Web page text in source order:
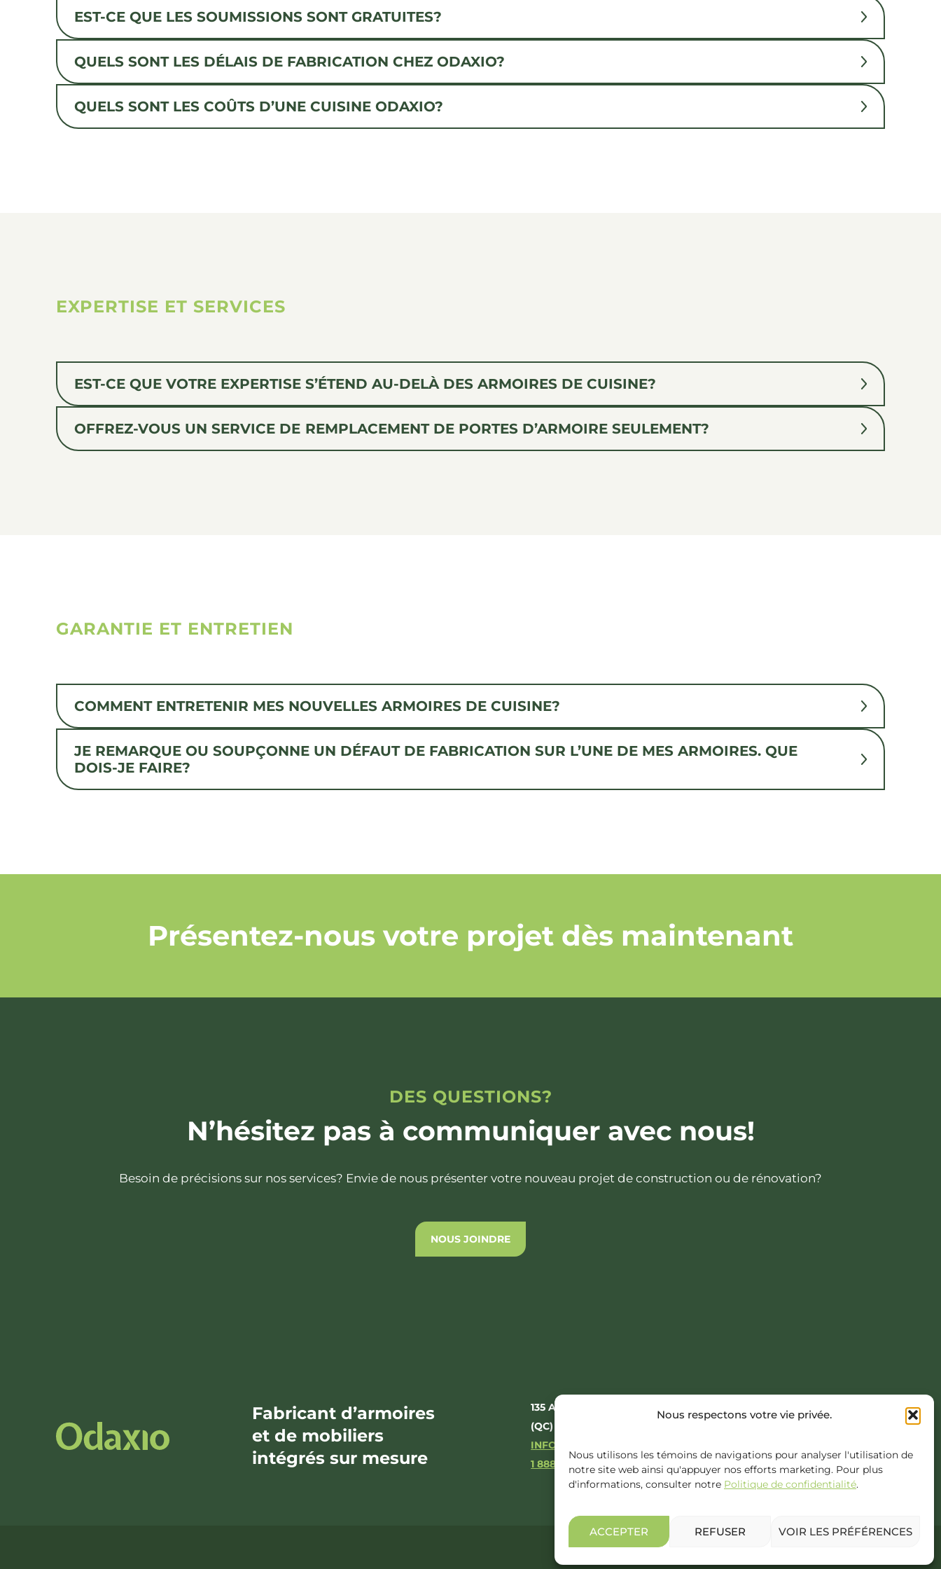
Nous respectons votre vie privée.
Nous utilisons les témoins de navigations pour analyser l'utilisation de
notre site web ainsi qu'appuyer nos efforts marketing. Pour plus
d'informations, consulter notre Politique de confidentialité.
ACCEPTER REFUSER VOIR LES PRÉFÉRENCES
EST-CE QUE LES SOUMISSIONS SONT GRATUITES?
QUELS SONT LES DÉLAIS DE FABRICATION CHEZ ODAXIO?
QUELS SONT LES COÛTS D’UNE CUISINE ODAXIO?
EXPERTISE ET SERVICES
EST-CE QUE VOTRE EXPERTISE S’ÉTEND AU-DELÀ DES ARMOIRES DE CUISINE?
OFFREZ-VOUS UN SERVICE DE REMPLACEMENTDE PORTES D’ARMOIRE SEULEMENT?
GARANTIE ET ENTRETIEN
COMMENT ENTRETENIR MES NOUVELLES ARMOIRES DE CUISINE?
JE REMARQUE OU SOUPÇONNE UN DÉFAUT DE FABRICATION SUR L’UNE DE MES ARMOIRES. QUE
DOIS-JE FAIRE?
Présentez-nous votre projet dès maintenant
DES QUESTIONS?
N’hésitez pas à communiquer avec nous!
Besoin de précisions sur nos services? Envie de nous présenter votre nouveau projet de construction ou de rénovation?
NOUS JOINDRE
Fabricant d’armoires
et de mobiliers
intégrés sur mesure
135 AV. DE LA GRAVIÈRE, COATICOOK
(QC) J1A 3E5
INFO@ODAXIOCONCEPT.COM
1 888 649-4162
© 2026 Odaxio. Tous droits réservés.